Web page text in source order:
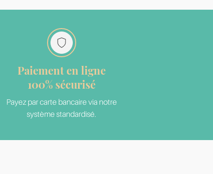
Paiement en ligne
100% sécurisé
Payez par carte bancaire via notre
système standardisé.